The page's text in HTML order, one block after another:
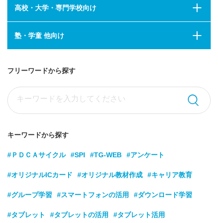
高校・大学・専門学校向け
塾・学童 他向け
フリーワードから探す
キーワードから探す
#ＰＤＣＡサイクル #SPI #TG-WEB #アンケート
#オリジナルICカード #オリジナル教材作成 #キャリア教育
#グループ学習 #スマートフォンの活用 #ダウンロード学習
#タブレット #タブレットの活用 #タブレット活用